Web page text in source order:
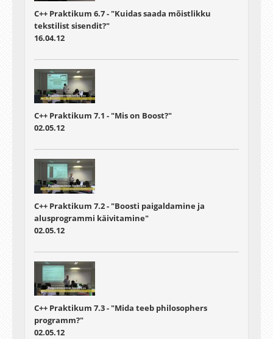
C++ Praktikum 6.7 - "Kuidas saada mõistlikku
tekstilist sisendit?"
16.04.12
C++ Praktikum 7.1 - "Mis on Boost?"
02.05.12
C++ Praktikum 7.2 - "Boosti paigaldamine ja
alusprogrammi käivitamine"
02.05.12
C++ Praktikum 7.3 - "Mida teeb philosophers
programm?"
02.05.12